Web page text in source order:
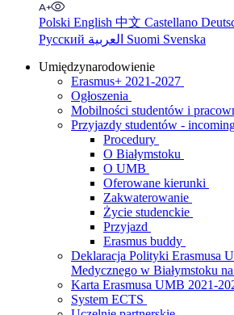
Polski English 中文 Castellano
Русский
Suomi Svenska
Umiędzynarodowienie
Erasmus+ 2021-2027
Ogłoszenia
Mobilności studentów i
Przyjazdy studentów -
Procedury
O Białymstoku
O UMB
Oferowane kierunki
Zakwaterowanie
Życie studenckie
Przyjazd
Erasmus buddy
Deklaracja Polityki Erasmusa
Medycznego w Białymstoku
Karta Erasmusa UMB 2021-
System ECTS